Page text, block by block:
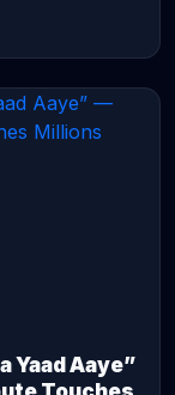
Yaad Aaye”